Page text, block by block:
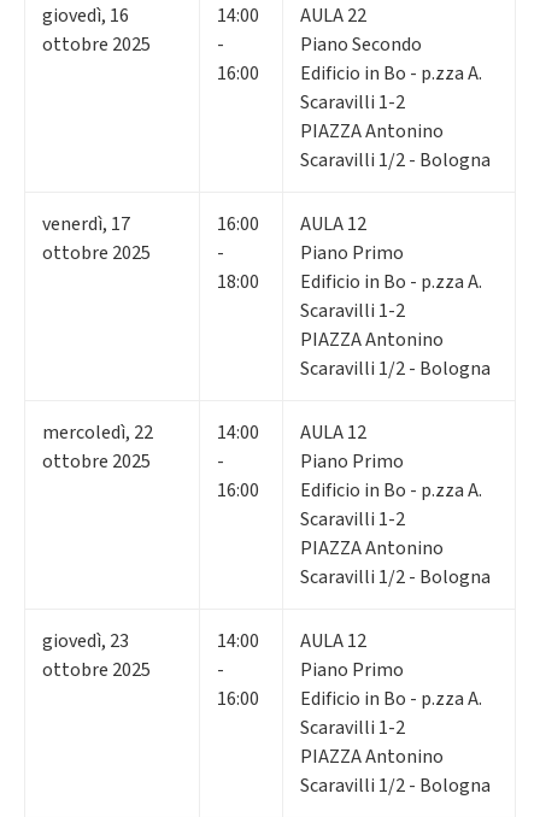
giovedì, 16
ottobre 2025
14:00
-
16:00
AULA 22
Piano Secondo
Edificio in Bo - p.zza A.
Scaravilli 1-2
PIAZZA Antonino
Scaravilli 1/2 - Bologna
venerdì, 17
ottobre 2025
16:00
-
18:00
AULA 12
Piano Primo
Edificio in Bo - p.zza A.
Scaravilli 1-2
PIAZZA Antonino
Scaravilli 1/2 - Bologna
mercoledì, 22
ottobre 2025
14:00
-
16:00
AULA 12
Piano Primo
Edificio in Bo - p.zza A.
Scaravilli 1-2
PIAZZA Antonino
Scaravilli 1/2 - Bologna
giovedì, 23
ottobre 2025
14:00
-
16:00
AULA 12
Piano Primo
Edificio in Bo - p.zza A.
Scaravilli 1-2
PIAZZA Antonino
Scaravilli 1/2 - Bologna